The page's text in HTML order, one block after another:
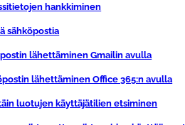
hankkiminen
sähköpostia
lähettäminen Gmailin avulla
lähettäminen Office 365:n avulla
luotujen käyttäjätilien etsiminen